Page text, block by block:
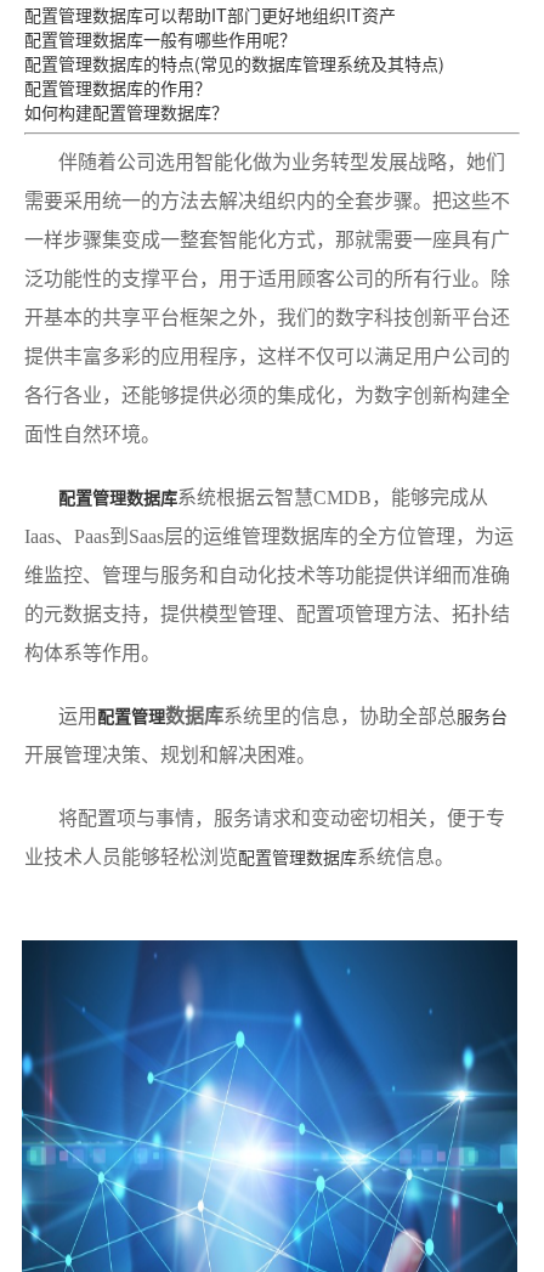
配置管理数据库可以帮助IT部门更好地组织IT资产
配置管理数据库一般有哪些作用呢？
配置管理数据库的特点(常见的数据库管理系统及其特点)
配置管理数据库的作用？
如何构建配置管理数据库？
伴随着公司选用智能化做为业务转型发展战略，她们
需要采用统一的方法去解决组织内的全套步骤。把这些不
一样步骤集变成一整套智能化方式，那就需要一座具有广
泛功能性的支撑平台，用于适用顾客公司的所有行业。除
开基本的共享平台框架之外，我们的数字科技创新平台还
提供丰富多彩的应用程序，这样不仅可以满足用户公司的
各行各业，还能够提供必须的集成化，为数字创新构建全
面性自然环境。
配置管理数据库系统根据云智慧CMDB，能够完成从
Iaas、Paas到Saas层的运维管理数据库的全方位管理，为运
维监控、管理与服务和自动化技术等功能提供详细而准确
的元数据支持，提供模型管理、配置项管理方法、拓扑结
构体系等作用。
运用 配置管理数据库系统里的信息，协助全部总服务台
开展管理决策、规划和解决困难。
将配置项与事情，服务请求和变动密切相关，便于专
业技术人员能够轻松浏览配置管理数据库系统信息。